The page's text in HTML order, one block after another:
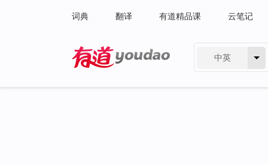
词典 翻译 有道精品课 云笔记
中英